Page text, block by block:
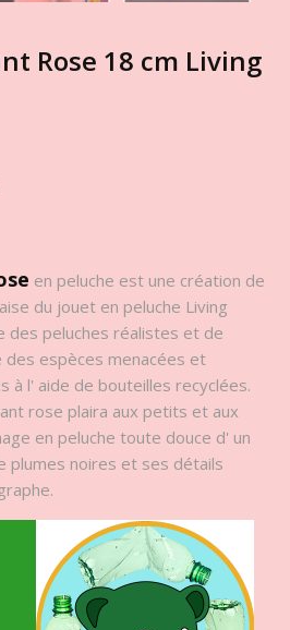
Rose 18 cm Living
en peluche est une création de
du jouet en peluche Living
des peluches réalistes et de
des espèces menacées et
à l' aide de bouteilles recyclées.
rose plaira aux petits et aux
en peluche toute douce d' un
plumes noires et ses détails